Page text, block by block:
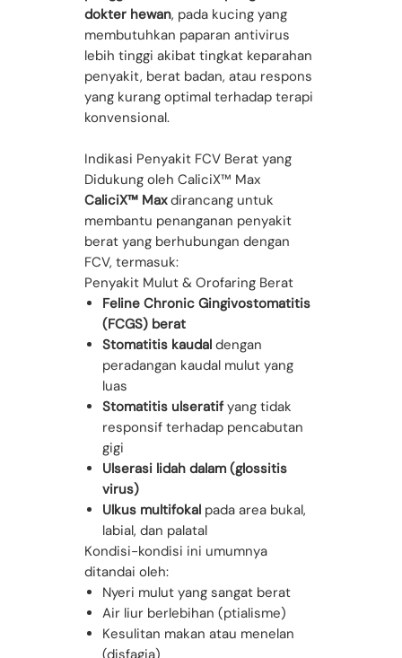
dokter hewan, pada kucing yang
membutuhkan paparan antivirus
lebih tinggi akibat tingkat keparahan
penyakit, berat badan, atau respons
yang kurang optimal terhadap terapi
konvensional.
Indikasi Penyakit FCV Berat yang
Didukung oleh CaliciX™ Max
CaliciX™ Maxdirancang untuk
membantu penanganan penyakit
berat yang berhubungan dengan
FCV, termasuk:
Penyakit Mulut & Orofaring Berat
Feline Chronic Gingivostomatitis
(FCGS) berat
Stomatitis kaudal dengan
peradangan kaudal mulut yang
luas
Stomatitis ulseratifyang tidak
responsif terhadap pencabutan
gigi
Ulserasi lidah dalam (glossitis
virus)
Ulkus multifokal pada area bukal,
labial, dan palatal
Kondisi-kondisi ini umumnya
ditandai oleh:
Nyeri mulut yang sangat berat
Air liur berlebihan (ptialisme)
Kesulitan makan atau menelan
(disfagia)